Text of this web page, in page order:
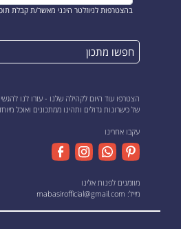
בהצטרפות לניוזלטר הינני מאשר/ת קבלת
הצטרפו עוד היום לקהילה שלנו - עזרו לנו
של כישרונות גדולים ותהינו ממתכונים ואוכל
עקבו אחרינו
מוזמנים לפנות אלינו
מייל: mabasirofficial@gmail.com